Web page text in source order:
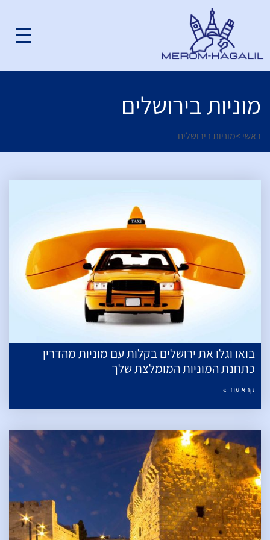
מוניות בירושלים
ראשי >מוניות בירושלים
בואו וגלו את ירושלים בקלות עם מוניות מהדרין
כתחנת המוניות המומלצת שלך
קרא עוד »